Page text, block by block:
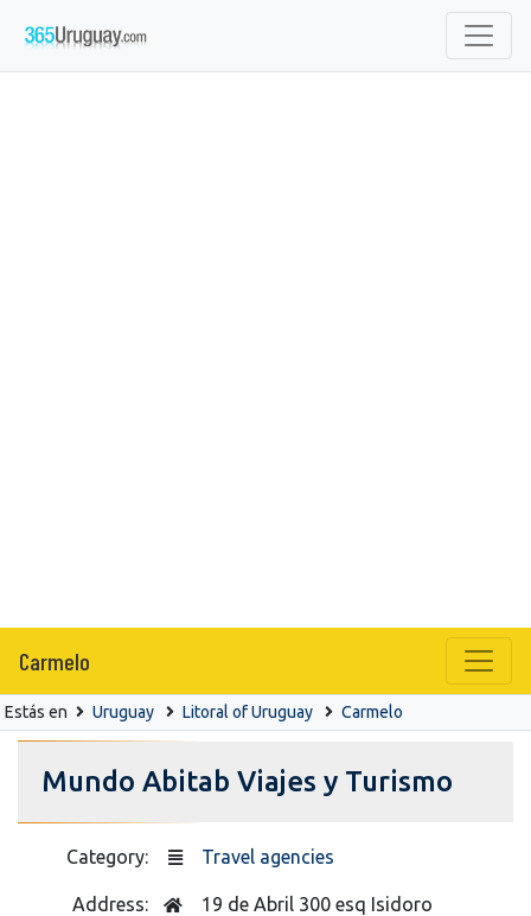
Carmelo
Estás en Uruguay Litoral of Uruguay Carmelo
Mundo Abitab Viajes y Turismo
Category: Travel agencies
Address:
19 de Abril 300 esq Isidoro